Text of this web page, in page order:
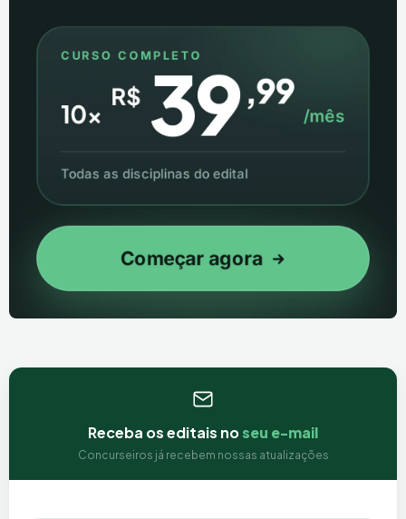
Receba os editais noseu e-mail
Concurseiros já recebem nossas atualizações